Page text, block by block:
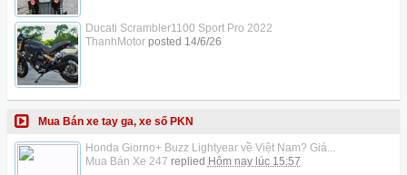
Ducati Scrambler1100 Sport Pro 2022
ThanhMotorposted 14/6/26
Mua Bán xe tay ga, xe số PKN
Honda Giorno+ Buzz Lightyear về Việt Nam? Giá...
Mua Bán Xe 247 replied Hôm nay lúc 15:57